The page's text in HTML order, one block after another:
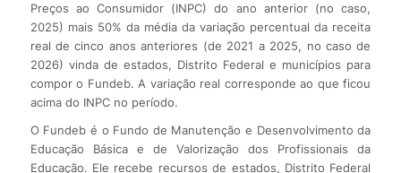
Preços ao Consumidor (INPC) do ano anterior (no caso,
2025) mais 50% da média da variação percentual da receita
real de cinco anos anteriores (de 2021 a 2025, no caso de
2026) vinda de estados, Distrito Federal e municípios para
compor o Fundeb. A variação real corresponde ao que ficou
acima do INPC no período.
O Fundeb é o Fundo de Manutenção e Desenvolvimento da
Educação Básica e de Valorização dos Profissionais da
Educação. Ele recebe recursos de estados, Distrito Federal